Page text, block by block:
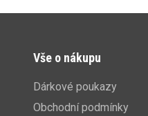
Vše o nákupu
Dárkové poukazy
Obchodní podmínky